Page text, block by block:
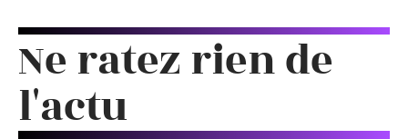
Ne ratez rien de
l'actu